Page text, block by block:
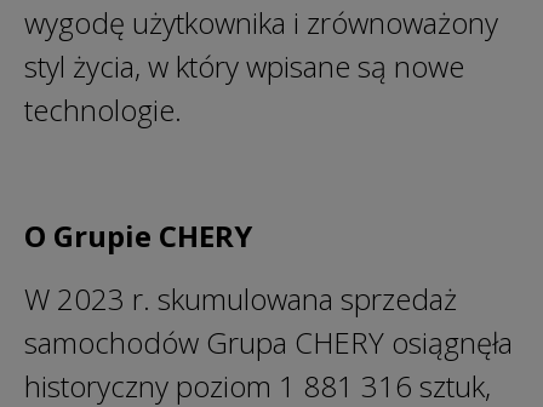
wygodę użytkownika i zrównoważony
styl życia, w który wpisane są nowe
technologie.
O Grupie CHERY
W 2023 r. skumulowana sprzedaż
samochodów Grupa CHERY osiągnęła
historyczny poziom 1 881 316 sztuk,